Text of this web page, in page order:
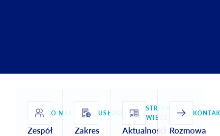
O NAS
Zespół
USŁUGI
Zakres
STREFA
WIEDZY
Aktualności Rozmowa